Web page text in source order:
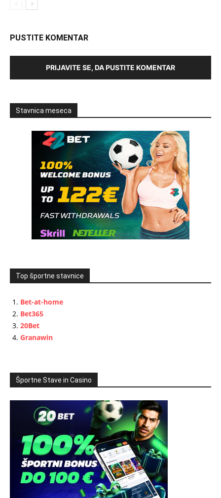
PUSTITE KOMENTAR
PRIJAVITE SE, DA PUSTITE KOMENTAR
Stavnica meseca
Top športne stavnice
Bet-at-home
Bet365
20Bet
Granawin
Športne Stave in Casino